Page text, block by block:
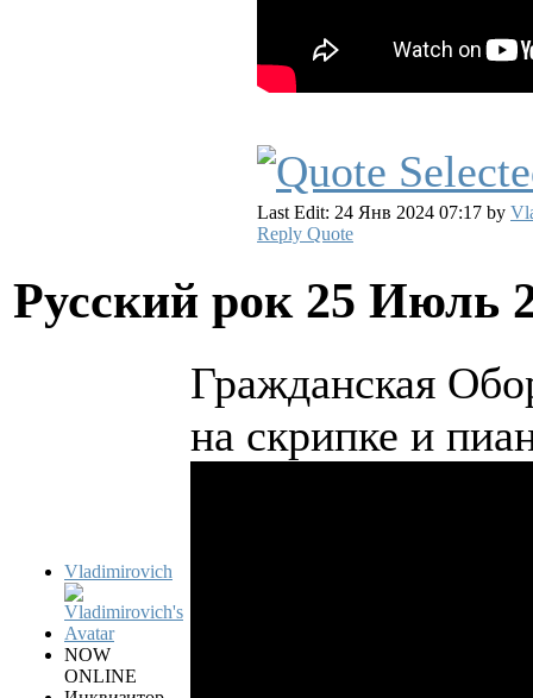
Last Edit: 24 Янв 2024 07:17 by
Reply Quote
Русский рок 25 Июль
Vladimirovich
NOW
ONLINE
Гражданская
на скрипке и